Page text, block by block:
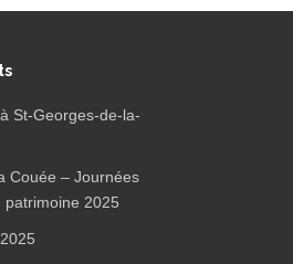
St-Georges-de-la-
Couée – Journées
2025